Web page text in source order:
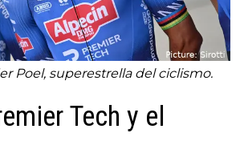
Poel, superestrella del ciclismo.
Tech y el